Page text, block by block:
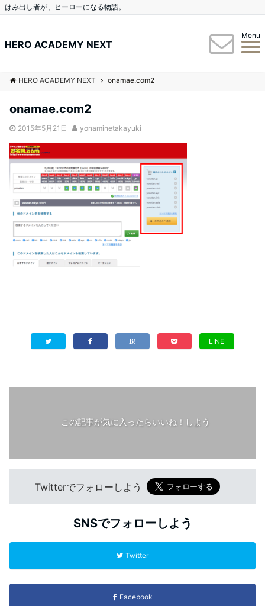
はみ出し者が、ヒーローになる物語。
HERO ACADEMY NEXT
Menu
HERO ACADEMY NEXT onamae.com2
onamae.com2
2015年5月21日 yonaminetakayuki
LINE
この記事が気に入ったらいいね！しよう
Twitterでフォローしよう
SNSでフォローしよう
Twitter
Facebook